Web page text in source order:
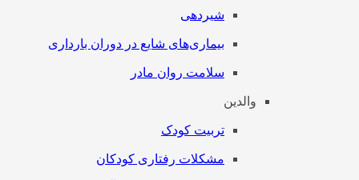
شیردهی
بیماری‌های شایع در دوران بارداری
سلامت روان مادر
والدین
تربیت کودک
مشکلات رفتاری کودکان